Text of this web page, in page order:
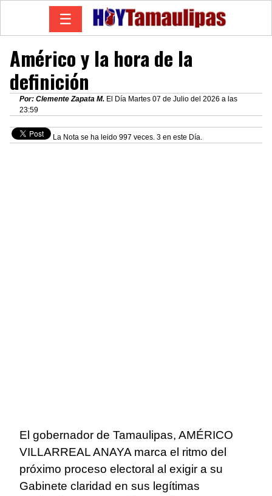
☰
Américo y la hora de la
definición
Por: Clemente Zapata M. El Día Martes 07 de Julio del 2026 a las
23:59
La Nota se ha leido 997 veces. 3 en este Día.
El gobernador de Tamaulipas, AMÉRICO
VILLARREAL ANAYA marca el ritmo del
próximo proceso electoral al exigir a su
Gabinete claridad en sus legítimas